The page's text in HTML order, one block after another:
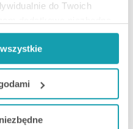
do Twoich
oraz jego
od funkcji, dane o tym jak
również przekazywane
i analitycznych.
zgodę i wybrać tylko
wiąże się
DARMOWĄ
*